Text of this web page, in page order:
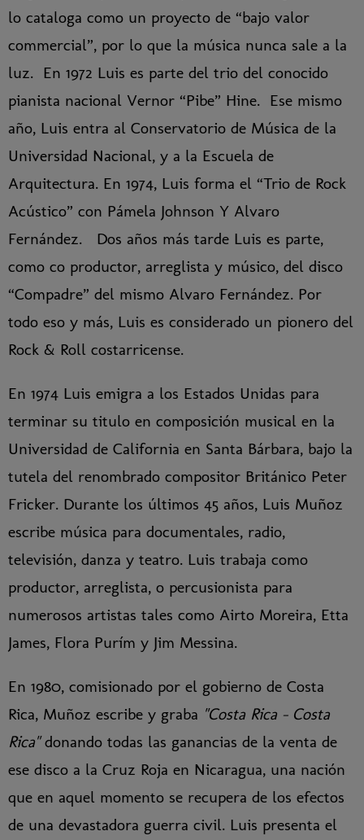
lo cataloga como un proyecto de “bajo valor
commercial”, por lo que la música nunca sale a la
luz. En 1972 Luis es parte del trio del conocido
pianista nacional Vernor “Pibe” Hine. Ese mismo
año, Luis entra al Conservatorio de Música de la
Universidad Nacional, y a la Escuela de
Arquitectura. En 1974, Luis forma el “Trio de Rock
Acústico” con Pámela Johnson Y Alvaro
Fernández. Dos años más tarde Luis es parte,
como co productor, arreglista y músico, del disco
“Compadre” del mismo Alvaro Fernández. Por
todo eso y más, Luis es considerado un pionero del
Rock & Roll costarricense.
En 1974 Luis emigra a los Estados Unidas para
terminar su titulo en composición musical en la
Universidad de California en Santa Bárbara, bajo la
tutela del renombrado compositor Británico Peter
Fricker. Durante los últimos 45 años, Luis Muñoz
escribe música para documentales, radio,
televisión, danza y teatro. Luis trabaja como
productor, arreglista, o percusionista para
numerosos artistas tales como Airto Moreira, Etta
James, Flora Purím y Jim Messina.
En 1980, comisionado por el gobierno de Costa
Rica, Muñoz escribe y graba "Costa Rica - Costa
Rica"donando todas las ganancias de la venta de
ese disco a la Cruz Roja en Nicaragua, una nación
que en aquel momento se recupera de los efectos
de una devastadora guerra civil. Luis presenta el